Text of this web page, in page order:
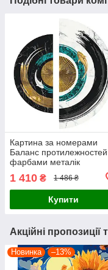
Картина за номерами
Баланс протилежностей
фарбами металік
(напівкруги) 70*70
(OSR1001)
1 410 ₴ 1 486 ₴
Купити
Акційні пропозиції
Новинка –13%